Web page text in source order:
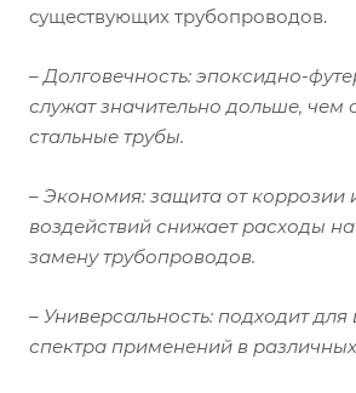
существующих трубопроводов.
– Долговечность: эпоксидно-
служат значительно дольше, чем
стальные трубы.
– Экономия: защита от коррозии
воздействий снижает расходы
замену трубопроводов.
– Универсальность: подходит
спектра применений в